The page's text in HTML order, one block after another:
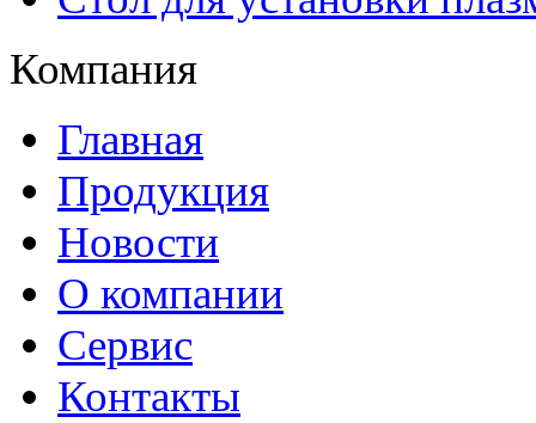
Компания
Главная
Продукция
Новости
О компании
Сервис
Контакты